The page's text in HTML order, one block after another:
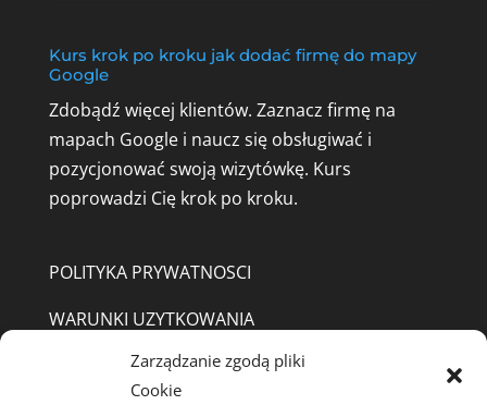
Zarządzanie zgodą pliki
Cookie
Kurs krok po kroku jak dodać firmę do mapy
Google
Zdobądź więcej klientów. Zaznacz firmę na
mapach Google i naucz się obsługiwać i
pozycjonować swoją wizytówkę. Kurs
poprowadzi Cię krok po kroku.
POLITYKA PRYWATNOSCI
WARUNKI UZYTKOWANIA
REGULAMIN SKLEP